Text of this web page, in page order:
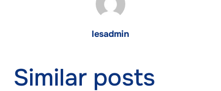
lesadmin
Similar posts